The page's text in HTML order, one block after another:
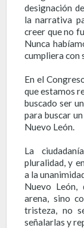
designación
la narrativa
creer que no
Nunca
cumpliera con
En el
que estamos
buscado ser
para buscar
Nuevo León.
La
pluralidad, y
a la
Nuevo León,
arena, sino
tristeza, no
señalarlas y